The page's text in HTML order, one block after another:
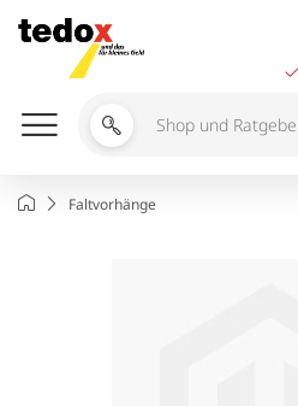
Inhalt
springen
Shop
durchsuchen
StartseiteFaltvorhänge